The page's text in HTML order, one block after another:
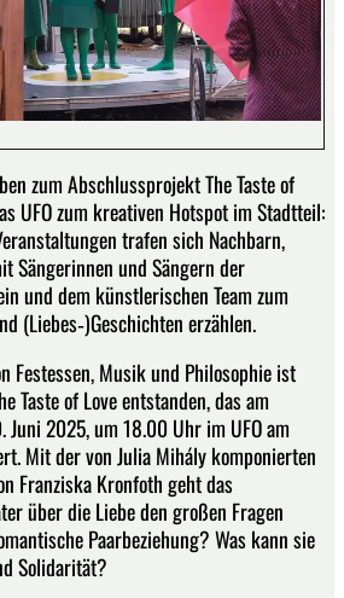
zum Abschluss­projekt The Taste of
UFO zum kreativen Hotspot im Stadtteil:
trafen sich Nachbarn,
Sängerinnen und Sängern der
und dem künstlerischen Team zum
(Liebes‑)Geschichten erzählen.
Festessen, Musik und Philosophie ist
Taste of Love entstanden, das am
Juni 2025, um 18.00 Uhr im UFO am
Mit der von Julia Mihály komponierten
Franziska Kronfoth geht das
über die Liebe den großen Fragen
Paarbeziehung? Was kann sie
Solidarität?